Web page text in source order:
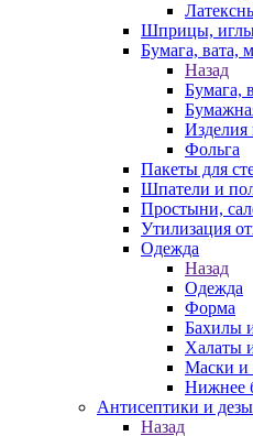
Шприцы,
Бумага, вата,
Назад
Бумага,
Изделия
Фольга
Пакеты для
Шпатели и
Простыни,
Утилизация
Одежда
Назад
Одежда
Форма
Бахилы
Халаты
Маски и
Нижнее
Антисептики и дезы
Назад